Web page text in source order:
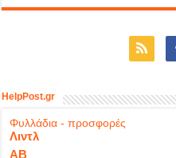
HelpPost.gr
Φυλλάδια - προσφορές
Λιντλ
ΑΒ